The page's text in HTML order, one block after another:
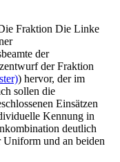
Fraktion Die Linke
der
der Fraktion
) hervor, der im
sollen die
Einsätzen
Kennung in
deutlich
Uniform und an beiden